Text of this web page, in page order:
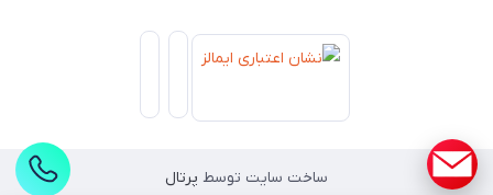
ساخت سایت توسط پرتال